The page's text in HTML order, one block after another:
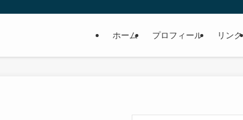
ホーム プロフィール リンク